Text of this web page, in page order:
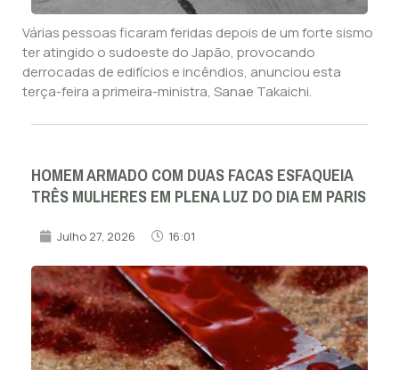
Várias pessoas ficaram feridas depois de um forte sismo
ter atingido o sudoeste do Japão, provocando
derrocadas de edifícios e incêndios, anunciou esta
terça-feira a primeira-ministra, Sanae Takaichi.
HOMEM ARMADO COM DUAS FACAS ESFAQUEIA
TRÊS MULHERES EM PLENA LUZ DO DIA EM PARIS
Julho 27, 2026 16:01